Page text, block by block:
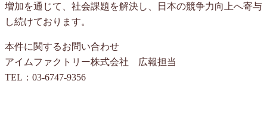
増加を通じて、社会課題を解決し、日本の競争力向上へ寄与
し続けております。
本件に関するお問い合わせ
アイムファクトリー株式会社 広報担当
TEL：03-6747-9356